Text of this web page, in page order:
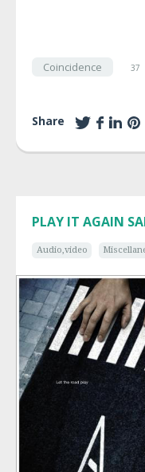
Coincidence 37
Share
PLAY IT AGAIN
Audio,video